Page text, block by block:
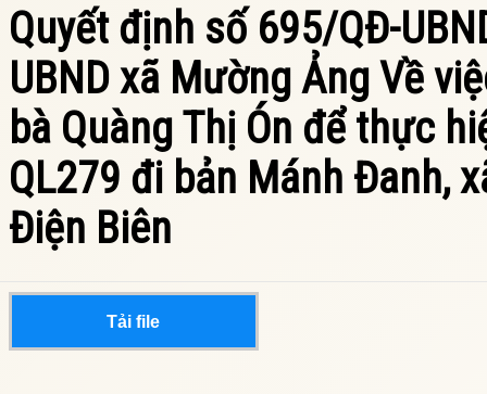
Quyết định số 695/QĐ-
UBND xã Mường Ảng Về
bà Quàng Thị Ón để thực
QL279 đi bản Mánh Đanh,
Điện Biên
Tải file